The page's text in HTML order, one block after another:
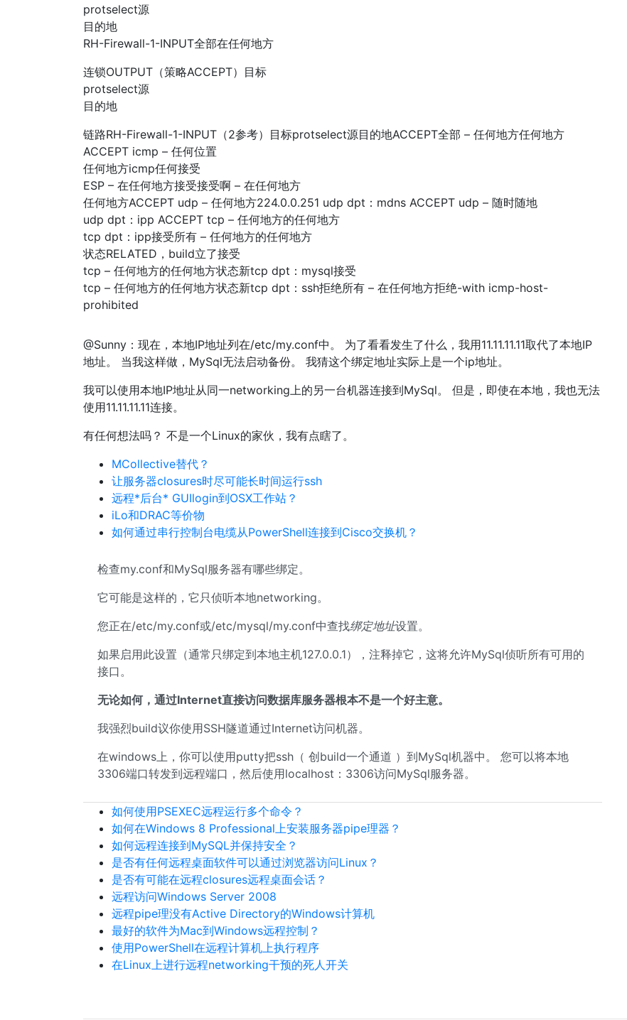
protselect源
目的地
RH-Firewall-1-INPUT全部在任何地方
连锁OUTPUT（策略ACCEPT）目标
protselect源
目的地
链路RH-Firewall-1-INPUT（2参考）目标protselect源目的地ACCEPT全部 – 任何地方任何地方
ACCEPT icmp – 任何位置
任何地方icmp任何接受
ESP – 在任何地方接受接受啊 – 在任何地方
任何地方ACCEPT udp – 任何地方224.0.0.251 udp dpt：mdns ACCEPT udp – 随时随地
udp dpt：ipp ACCEPT tcp – 任何地方的任何地方
tcp dpt：ipp接受所有 – 任何地方的任何地方
状态RELATED，build立了接受
tcp – 任何地方的任何地方状态新tcp dpt：mysql接受
tcp – 任何地方的任何地方状态新tcp dpt：ssh拒绝所有 – 在任何地方拒绝-with icmp-host-
prohibited
@Sunny：现在，本地IP地址列在/etc/my.conf中。 为了看看发生了什么，我用11.11.11.11取代了本地IP
地址。 当我这样做，MySql无法启动备份。 我猜这个绑定地址实际上是一个ip地址。
我可以使用本地IP地址从同一networking上的另一台机器连接到MySql。 但是，即使在本地，我也无法
使用11.11.11.11连接。
有任何想法吗？ 不是一个Linux的家伙，我有点瞎了。
MCollective替代？
让服务器closures时尽可能长时间运行ssh
远程*后台* GUIlogin到OSX工作站？
iLo和DRAC等价物
如何通过串行控制台电缆从PowerShell连接到Cisco交换机？
检查my.conf和MySql服务器有哪些绑定。
它可能是这样的，它只侦听本地networking。
您正在/etc/my.conf或/etc/mysql/my.conf中查找绑定地址设置。
如果启用此设置（通常只绑定到本地主机127.0.0.1），注释掉它，这将允许MySql侦听所有可用的
接口。
无论如何，通过Internet直接访问数据库服务器根本不是一个好主意。
我强烈build议你使用SSH隧道通过Internet访问机器。
在windows上，你可以使用putty把ssh（ 创build一个通道 ）到MySql机器中。 您可以将本地
3306端口转发到远程端口，然后使用localhost：3306访问MySql服务器。
如何使用PSEXEC远程运行多个命令？
如何在Windows 8 Professional上安装服务器pipe理器？
如何远程连接到MySQL并保持安全？
是否有任何远程桌面软件可以通过浏览器访问Linux？
是否有可能在远程closures远程桌面会话？
远程访问Windows Server 2008
远程pipe理没有Active Directory的Windows计算机
最好的软件为Mac到Windows远程控制？
使用PowerShell在远程计算机上执行程序
在Linux上进行远程networking干预的死人开关